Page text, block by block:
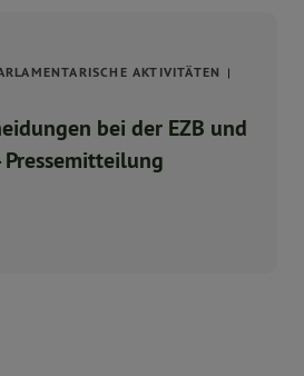
AKTIVITÄTEN
bei der EZB und